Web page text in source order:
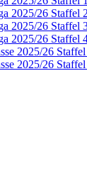
2025/26 Staffel 2
2025/26 Staffel
2025/26 Staffel
2025/26 Staffel
2025/26 Staffel